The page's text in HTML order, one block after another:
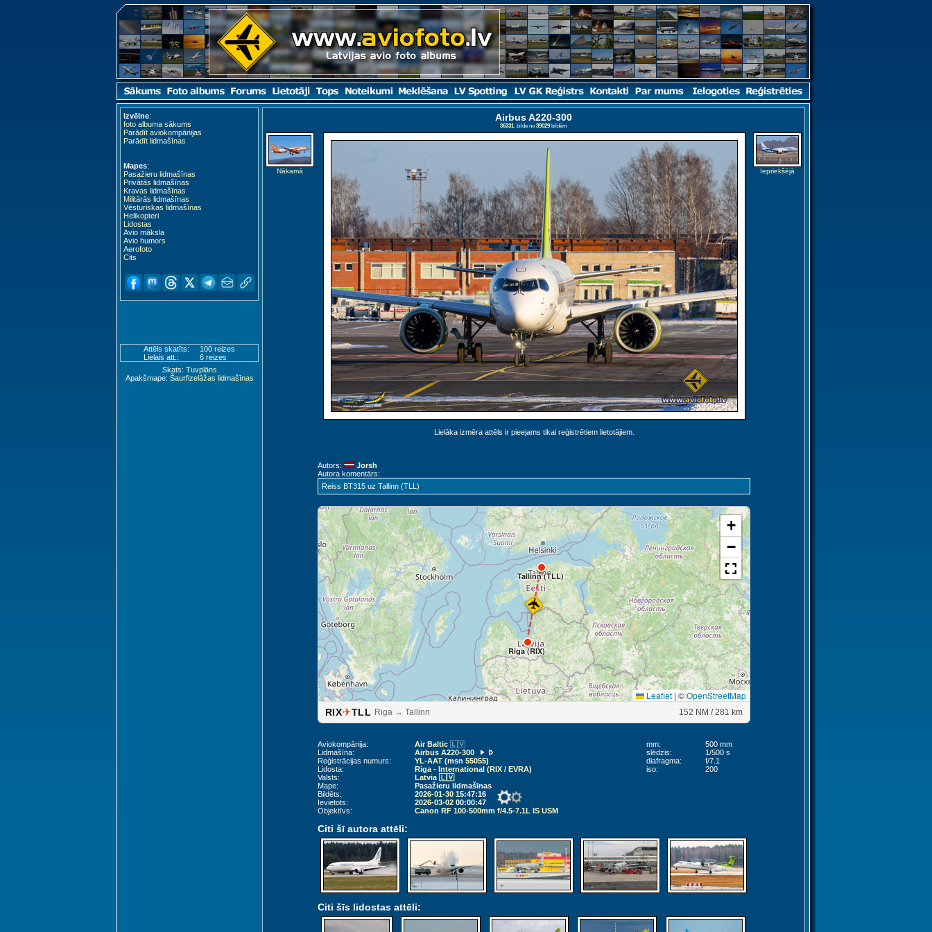
Izvēlne:
foto albuma sākums
Parādīt aviokompānijas
Parādīt lidmašīnas
Mapes:
Pasažieru lidmašīnas
Privātās lidmašīnas
Kravas lidmašīnas
Militārās lidmašīnas
Vēsturiskas lidmašīnas
Helikopteri
Lidostas
Avio māksla
Avio humors
Aerofoto
Cits
Attēls skatīts:
100 reizes
Lielais att.:
6 reizes
Skats: Tuvplāns
Apakšmape: Šaurfizelāžas lidmašīnas
Airbus A220-300
36331. bilde no 39029bildēm
Nākamā
Lielāka izmēra attēls ir pieejams tikai reģistrētiem lietotājiem.
Iepriekšējā
Autors:
Jorsh
Autora komentārs:
Reiss BT315 uz Tallinn (TLL)
Riga (RIX)
Tallinn (TLL)
+
−
Leaflet |©OpenStreetMap
RIX✈TLL Riga → Tallinn 152 NM / 281 km
Aviokompānija: Air Baltic 🇱🇻
Lidmašīna:
Airbus A220-300
Reģistrācijas numurs:
YL-AAT(msn 55055)
Lidosta:
Riga - International (RIX / EVRA)
Valsts:
Latvia 🇱🇻
Mape:
Pasažieru lidmašīnas
Bildēts:
2026-01-3015:47:16
Ievietots:
2026-03-0200:00:47
Objektīvs:
Canon RF 100-500mm f/4.5-7.1L IS USM
mm:
500 mm
slēdzis:
1/500 s
diafragma:
f/7.1
iso:
200
Citi šī autora attēli:
Citi šīs lidostas attēli: